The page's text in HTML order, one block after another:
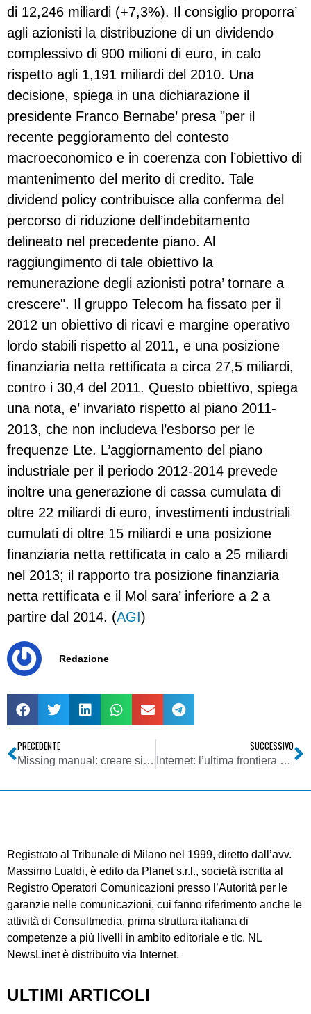
di 12,246 miliardi (+7,3%). Il consiglio proporra’
agli azionisti la distribuzione di un dividendo
complessivo di 900 milioni di euro, in calo
rispetto agli 1,191 miliardi del 2010. Una
decisione, spiega in una dichiarazione il
presidente Franco Bernabe’ presa "per il
recente peggioramento del contesto
macroeconomico e in coerenza con l’obiettivo di
mantenimento del merito di credito. Tale
dividend policy contribuisce alla conferma del
percorso di riduzione dell’indebitamento
delineato nel precedente piano. Al
raggiungimento di tale obiettivo la
remunerazione degli azionisti potra’ tornare a
crescere". Il gruppo Telecom ha fissato per il
2012 un obiettivo di ricavi e margine operativo
lordo stabili rispetto al 2011, e una posizione
finanziaria netta rettificata a circa 27,5 miliardi,
contro i 30,4 del 2011. Questo obiettivo, spiega
una nota, e’ invariato rispetto al piano 2011-
2013, che non includeva l’esborso per le
frequenze Lte. L’aggiornamento del piano
industriale per il periodo 2012-2014 prevede
inoltre una generazione di cassa cumulata di
oltre 22 miliardi di euro, investimenti industriali
cumulati di oltre 15 miliardi e una posizione
finanziaria netta rettificata in calo a 25 miliardi
nel 2013; il rapporto tra posizione finanziaria
netta rettificata e il Mol sara’ inferiore a 2 a
partire dal 2014. (AGI)
Redazione
PRECEDENTE
Missing manual: creare siti web
SUCCESSIVO
Internet: l’ultima frontiera del marketing e il mito del “fare soldi online”
Registrato al Tribunale di Milano nel 1999, diretto dall’avv.
Massimo Lualdi, è edito da Planet s.r.l., società iscritta al
Registro Operatori Comunicazioni presso l’Autorità per le
garanzie nelle comunicazioni, cui fanno riferimento anche le
attività di Consultmedia, prima struttura italiana di
competenze a più livelli in ambito editoriale e tlc. NL
NewsLinet è distribuito via Internet.
ULTIMI ARTICOLI